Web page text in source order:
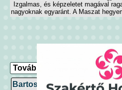
Izgalmas, és képzeletet magával
nagyoknak egyaránt. A Maszat
További mesék:
Bartos Erika -
Grimm